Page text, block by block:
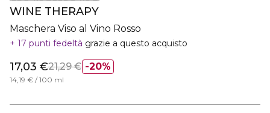
WINE THERAPY
Maschera Viso al Vino Rosso
17 punti fedeltà grazie a questo acquisto
20%
17,03 €21,29 €
14,19 € / 100 ml